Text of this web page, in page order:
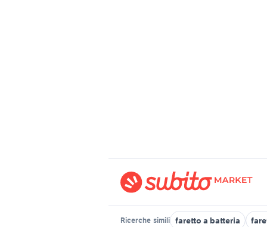
Ricerche simili faretto a batteria